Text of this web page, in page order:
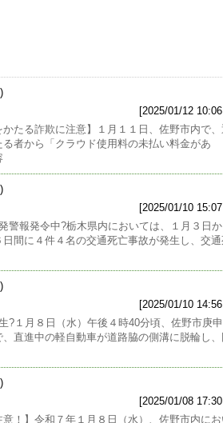
)
[2025/01/12
かたる詐欺に注意】１月１１日、佐野市内で
者から「クラウド使用料の未払い料金があ
)
[2025/01/10
警報発令中?栃木県内においては、１月３日
日間に４件４名の交通死亡事故が発生し、交
)
[2025/01/10
?１月８日（水）午後４時40分頃、佐野市庚
直進中の軽自動車が道路脇の側溝に脱輪し
)
[2025/01/08
意！】令和７年１月８日（水）、佐野市内に